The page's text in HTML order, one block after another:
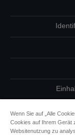
Wenn Sie auf „Alle
Cookies auf Ihrem Gerät
Websitenutzung zu